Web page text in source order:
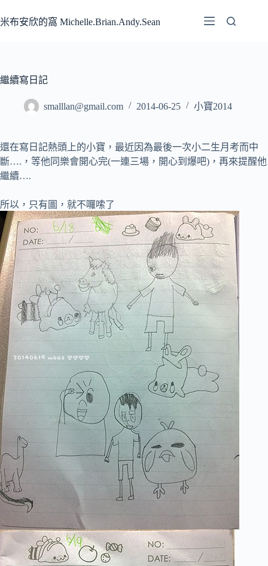
至
容
米布安欣的窩 Michelle.Brian.Andy.Sean
繼續寫日記
smalllan@gmail.com 2014-06-25 小寶2014
還在寫日記熱頭上的小寶，最近因為最後一次小二生月考而中
斷….，等他同樂會開心完(一連三場，開心到爆吧)，再來提醒他
繼續….
所以，只有圖，就不囉嗦了